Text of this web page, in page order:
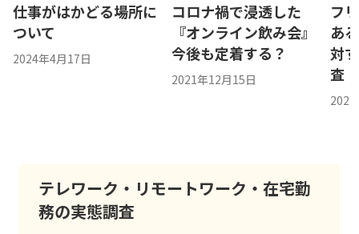
仕事がはかどる場所に
ついて
2024年4月17日
コロナ禍で浸透した
『オンライン飲み会』
今後も定着する？
2021年12月15日
フ
あ
対
査！
テレワーク・リモートワーク・在宅勤
務の実態調査